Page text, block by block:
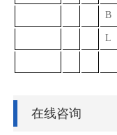
B
L
在线咨询